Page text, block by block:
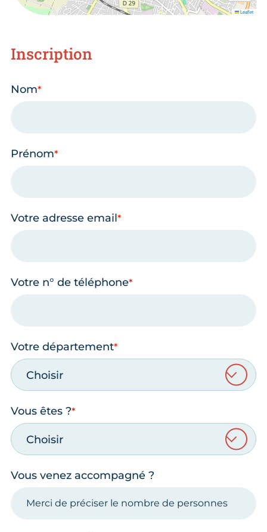
Leaflet
Inscription
Nom
Prénom
Votre adresse email
Votre n° de téléphone
Votre département
Choisir
Vous êtes ?
Choisir
Vous venez accompagné ?